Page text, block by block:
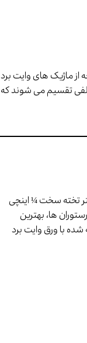
ماژیک های وایت برد
تقسیم می شوند که
تخته سخت ¼ اینچی
ها، بهترین
با ورق وایت برد